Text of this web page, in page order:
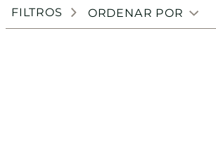
FILTROS ORDENAR POR